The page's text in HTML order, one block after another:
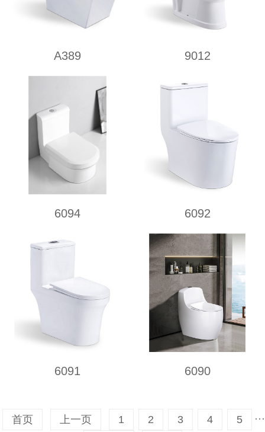
A389 9012
6094 6092
6091 6090
首页 上一页 1 2 3 4 5
···